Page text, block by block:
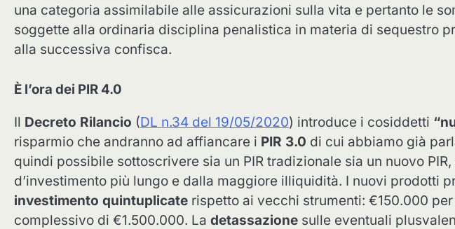
una categoria assimilabile alle assicurazioni sulla vita e pertanto le
soggette alla ordinaria disciplina penalistica in materia di sequestro
alla successiva confisca.
È l’ora dei PIR 4.0
Il Decreto Rilancio (DL n.34 del 19/05/2020) introduce i cosiddetti
risparmio che andranno ad affiancare i PIR 3.0 di cui abbiamo già
quindi possibile sottoscrivere sia un PIR tradizionale sia un nuovo
d’investimento più lungo e dalla maggiore illiquidità. I nuovi prodotti
investimento quintuplicate rispetto ai vecchi strumenti: €150.000
complessivo di €1.500.000. La detassazione sulle eventuali